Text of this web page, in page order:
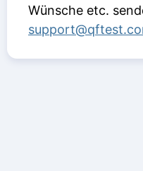
Wünsche etc.